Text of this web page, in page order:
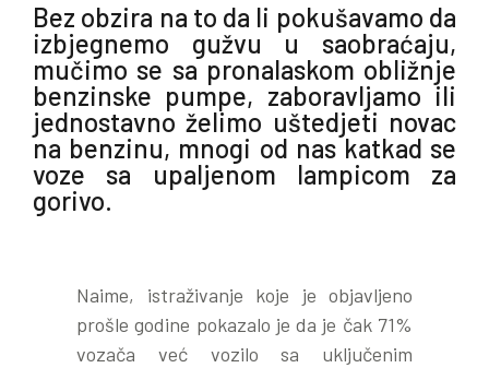
Bez obzira na to da li pokušavamo da
izbjegnemo gužvu u saobraćaju,
mučimo se sa pronalaskom obližnje
benzinske pumpe, zaboravljamo ili
jednostavno želimo uštedjeti novac
na benzinu, mnogi od nas katkad se
voze sa upaljenom lampicom za
gorivo.
Naime, istraživanje koje je objavljeno
prošle godine pokazalo je da je čak 71%
vozača već vozilo sa uključenim